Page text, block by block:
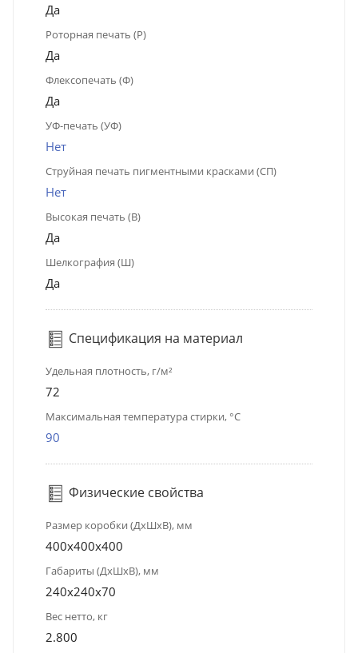
Да
Роторная печать (Р)
Да
Флексопечать (Ф)
Да
УФ-печать (УФ)
Нет
Струйная печать пигментными красками (СП)
Нет
Высокая печать (В)
Да
Шелкография (Ш)
Да
Спецификация на материал
Удельная плотность, г/м²
72
Максимальная температура стирки, °C
90
Физические свойства
Размер коробки (ДхШхВ), мм
400х400х400
Габариты (ДхШхВ), мм
240x240x70
Вес нетто, кг
2.800